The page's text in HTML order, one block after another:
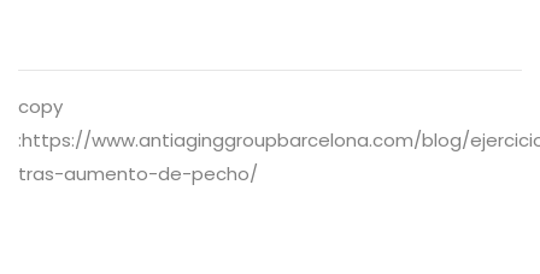
copy
:https://www.antiaginggroupbarcelona.com/blog/
tras-aumento-de-pecho/